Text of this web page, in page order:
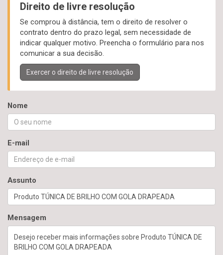
Direito de livre resolução
Se comprou à distância, tem o direito de resolver o
contrato dentro do prazo legal, sem necessidade de
indicar qualquer motivo. Preencha o formulário para nos
comunicar a sua decisão.
Exercer o direito de livre resolução
Nome
E-mail
Assunto
Mensagem